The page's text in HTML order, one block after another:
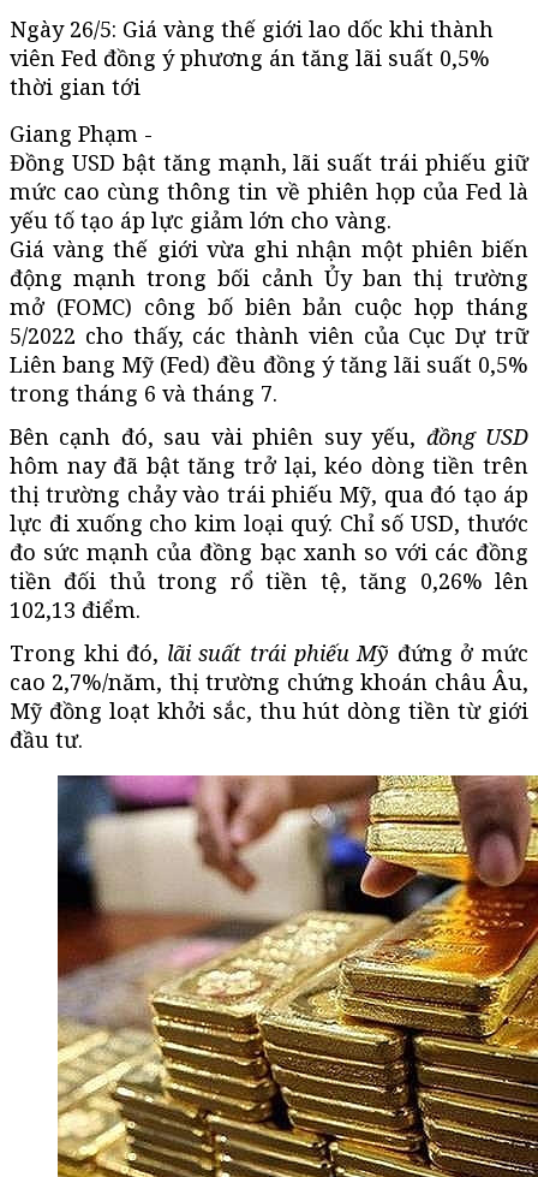
Ngày 26/5: Giá vàng thế giới lao dốc khi thành
viên Fed đồng ý phương án tăng lãi suất 0,5%
thời gian tới
Giang Phạm -
Đồng USD bật tăng mạnh, lãi suất trái phiếu giữ
mức cao cùng thông tin về phiên họp của Fed là
yếu tố tạo áp lực giảm lớn cho vàng.
Giá vàng thế giới vừa ghi nhận một phiên biến
động mạnh trong bối cảnh Ủy ban thị trường
mở (FOMC) công bố biên bản cuộc họp tháng
5/2022 cho thấy, các thành viên của Cục Dự trữ
Liên bang Mỹ (Fed) đều đồng ý tăng lãi suất 0,5%
trong tháng 6 và tháng 7.
Bên cạnh đó, sau vài phiên suy yếu, đồng USD
hôm nay đã bật tăng trở lại, kéo dòng tiền trên
thị trường chảy vào trái phiếu Mỹ, qua đó tạo áp
lực đi xuống cho kim loại quý. Chỉ số USD, thước
đo sức mạnh của đồng bạc xanh so với các đồng
tiền đối thủ trong rổ tiền tệ, tăng 0,26% lên
102,13 điểm.
Trong khi đó, lãi suất trái phiếu Mỹ đứng ở mức
cao 2,7%/năm, thị trường chứng khoán châu Âu,
Mỹ đồng loạt khởi sắc, thu hút dòng tiền từ giới
đầu tư.